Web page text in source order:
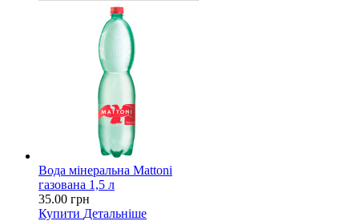
Вода мінеральна Mattoni
газована 1,5 л
35.00 грн
Купити Детальніше